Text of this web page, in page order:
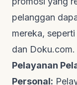
pelanggan
mereka,
dan Doku.com.
Pelayanan
Personal: